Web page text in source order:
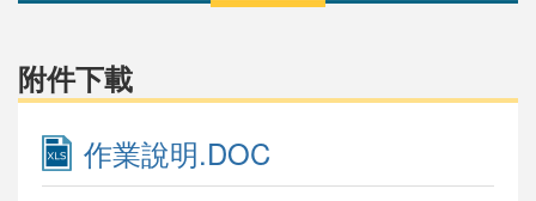
附件下載
作業說明.DOC